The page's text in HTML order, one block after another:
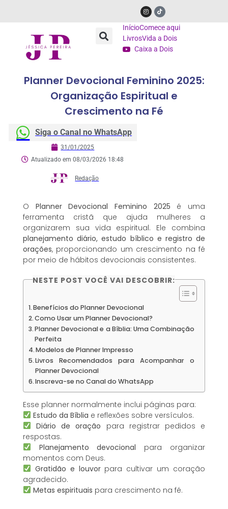
InícioComece aqui
LivrosVida a Dois
Caixa a Dois
Planner Devocional Feminino 2025:
Organização Espiritual e
Crescimento na Fé
Siga o Canal no WhatsApp
31/01/2025
Atualizado em 08/03/2026 18:48
Redação
O Planner Devocional Feminino 2025 é uma
ferramenta cristã que ajuda mulheres a
organizarem sua vida espiritual. Ele combina
planejamento diário, estudo bíblico e registro de
orações, proporcionando um crescimento na fé
por meio de hábitos devocionais consistentes.
NESTE POST VOCÊ VAI DESCOBRIR:
Benefícios do Planner Devocional
Como Usar um Planner Devocional?
Planner Devocional e a Bíblia: Uma Combinação
Perfeita
Modelos de Planner Impresso
Livros Recomendados para Acompanhar o
Planner Devocional
Inscreva-se no Canal do WhatsApp
Esse planner normalmente inclui páginas para:
Estudo da Bíblia e reflexões sobre versículos.
Diário de oração para registrar pedidos e
respostas.
Planejamento devocional para organizar
momentos com Deus.
Gratidão e louvorpara cultivar um coração
agradecido.
Metas espirituais para crescimento na fé.